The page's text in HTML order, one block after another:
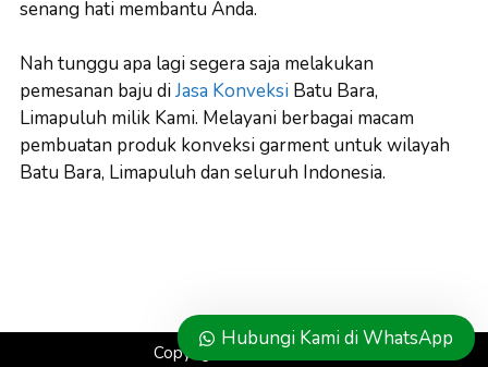
senang hati membantu Anda.
Nah tunggu apa lagi segera saja melakukan
pemesanan baju diJasa Konveksi Batu Bara,
Limapuluh milik Kami. Melayani berbagai macam
pembuatan produk konveksi garment untuk wilayah
Batu Bara, Limapuluh dan seluruh Indonesia.
Copyright © Konveksi.co
Hubungi Kami di WhatsApp